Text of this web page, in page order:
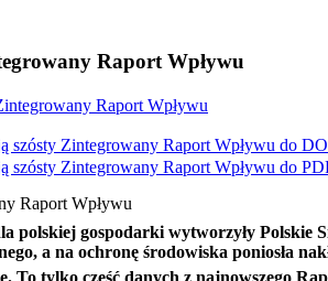
Raport Wpływu
Raport Wpływu
szósty Zintegrowany Raport Wpływu do
szósty Zintegrowany Raport Wpływu do
Raport Wpływu
polskiej gospodarki wytworzyły Polskie
a na ochronę środowiska poniosła
To tylko część danych z najnowszego